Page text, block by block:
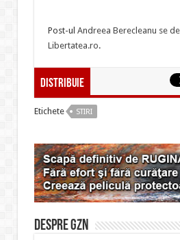
Post-ul Andreea Berecleanu se
Libertatea.ro.
Distribuie
Etichete STIRI
Despre gzn